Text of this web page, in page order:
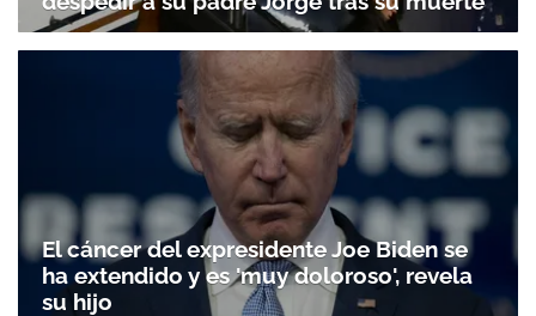
El cáncer del expresidente Joe Biden se
ha extendido y es 'muy doloroso', revela
su hijo